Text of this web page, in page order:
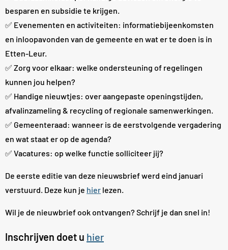
besparen en subsidie te krijgen.
✅ Evenementen en activiteiten: informatiebijeenkomsten
en inloopavonden van de gemeente en wat er te doen is in
Etten-Leur.
✅ Zorg voor elkaar: welke ondersteuning of regelingen
kunnen jou helpen?
✅ Handige nieuwtjes: over aangepaste openingstijden,
afvalinzameling & recycling of regionale samenwerkingen.
✅ Gemeenteraad: wanneer is de eerstvolgende vergadering
en wat staat er op de agenda?
✅ Vacatures: op welke functie solliciteer jij?
De eerste editie van deze nieuwsbrief werd eind januari
verstuurd. Deze kun je hier lezen.
Wil je de nieuwbrief ook ontvangen? Schrijf je dan snel in!
Inschrijven doet u hier